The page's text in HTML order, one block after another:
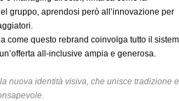
gruppo, aprendosi però all’innovazione per
come questo rebrand coinvolga tutto il
all-inclusive ampia e generosa.
nuova identità visiva, che unisce tradizione e